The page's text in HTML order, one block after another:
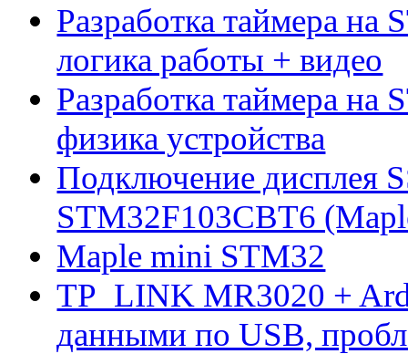
Разработка таймера на
логика работы + видео
Разработка таймера на
физика устройства
Подключение дисплея
STM32F103CBT6
Maple mini STM32
TP_LINK MR3020 +
данными по USB,